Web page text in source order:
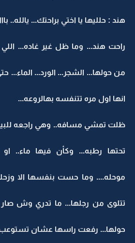
هند : حلليها يا اختي براحتك... يالله..
راحت هند... وما ظل غير غاده...
من حولها... الشجر... الورد... الماء...
انها اول مره تتنفسه بهالروعه...
ظلت تمشي مسافه.. وهي راجعه
تحتها رطبه... وكأن فيها ماء..
موحله.... وما حست بنفسها الا
تتلوى من رجلها... ما تدري وش
حولها... رفعت راسها عشان تستوعب